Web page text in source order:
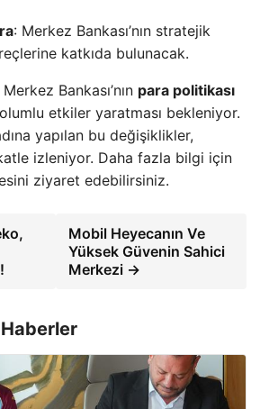
: Merkez Bankası’nın stratejik
katkıda bulunacak.
Bankası’nın para politikası
etkiler yaratması bekleniyor.
yapılan bu değişiklikler,
izleniyor. Daha fazla bilgi için
ziyaret edebilirsiniz.
Mobil Heyecanın Ve
Yüksek Güvenin Sahici
Merkezi →